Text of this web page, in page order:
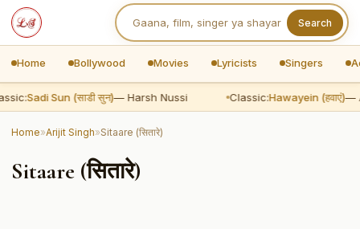
Search
Home Bollywood Movies Lyricists Singers
Sadi Sun (साडी सुन)— Harsh Nussi Classic:Hawayein (हवाएं)—
Home»Arijit Singh»Sitaare (सितारे)
Sitaare (सितारे)